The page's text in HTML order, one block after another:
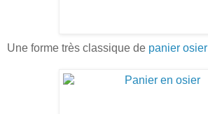
Une forme très classique de panier osier